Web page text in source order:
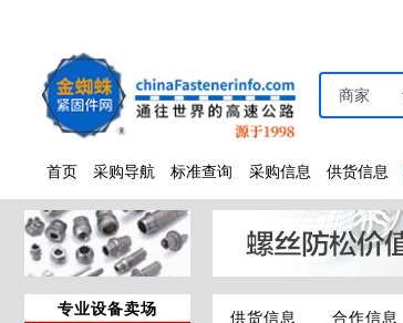
首页 采购导航 标准查询 采购信息 供货信息
专业设备卖场 供货信息 合作信息